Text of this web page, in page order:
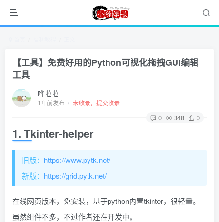
【工具】免费好用的Python可视化拖拽GUI编辑
工具
哗啦啦
1年前发布 / 未收录，提交收录
0 348 0
1. Tkinter-helper
旧版： https://www.pytk.net/
新版： https://grid.pytk.net/
在线网页版本，免安装，基于python内置tkinter，很轻量。
虽然组件不多，不过作者还在开发中。